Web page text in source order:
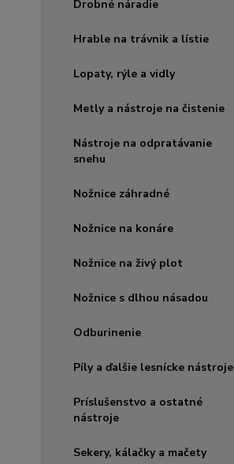
Drobné náradie
Hrable na trávnik a lístie
Lopaty, rýle a vidly
Metly a nástroje na čistenie
Nástroje na odpratávanie
snehu
Nožnice záhradné
Nožnice na konáre
Nožnice na živý plot
Nožnice s dlhou násadou
Odburinenie
Píly a ďalšie lesnícke nástroje
Príslušenstvo a ostatné
nástroje
Sekery, kálačky a mačety